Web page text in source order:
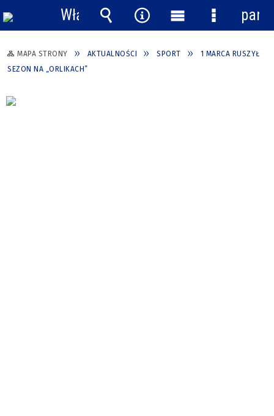
MAPA STRONY AKTUALNOŚCI SPORT
1 MARCA RUSZYŁ
SEZON NA „ORLIKACH”
Włącz
powiadomienia
Wyszukiwarka
Narzędzia
Menu
główne
Menu
panel